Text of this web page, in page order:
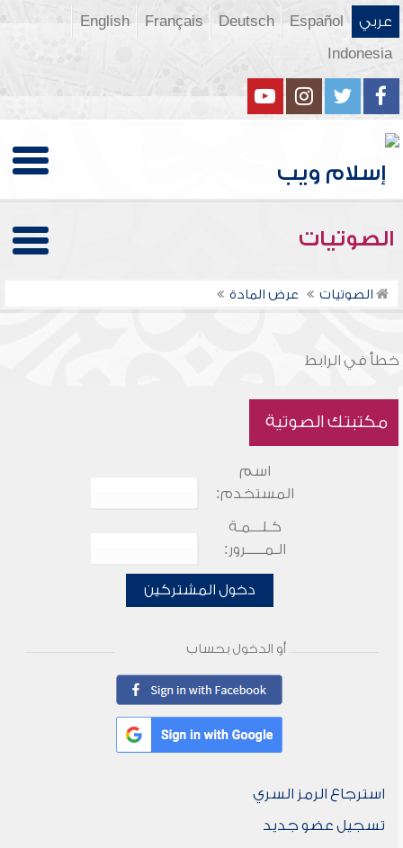
عربي Español
Deutsch
Français
English
Indonesia
الصوتيات
الصوتيات عرض المادة
خطأ في الرابط
مكتبتك الصوتية
اسم
المستخدم:
كـلـــمـة
الـمـــــرور:
دخول المشتركين
أو الدخول بحساب
استرجاع الرمز السري
تسجيل عضو جديد